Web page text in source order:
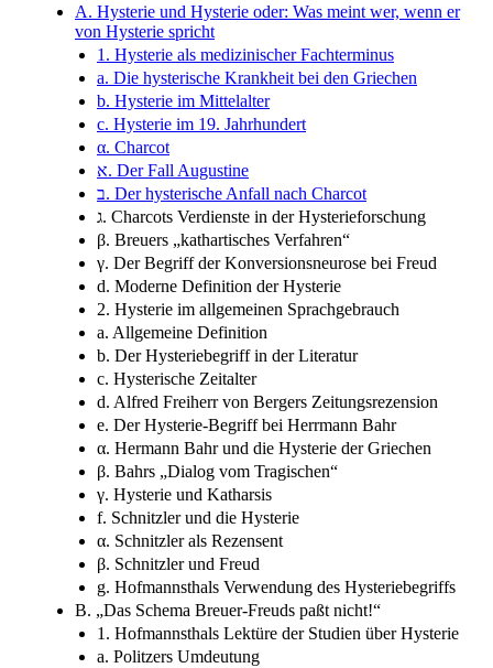
A. Hysterie und Hysterie oder: Was meint wer, wenn er
von Hysterie spricht
1. Hysterie als medizinischer Fachterminus
a. Die hysterische Krankheit bei den Griechen
b. Hysterie im Mittelalter
c. Hysterie im 19. Jahrhundert
α. Charcot
א. Der Fall Augustine
ב. Der hysterische Anfall nach Charcot
ג. Charcots Verdienste in der Hysterieforschung
β. Breuers „kathartisches Verfahren“
γ. Der Begriff der Konversionsneurose bei Freud
d. Moderne Definition der Hysterie
2. Hysterie im allgemeinen Sprachgebrauch
a. Allgemeine Definition
b. Der Hysteriebegriff in der Literatur
c. Hysterische Zeitalter
d. Alfred Freiherr von Bergers Zeitungsrezension
e. Der Hysterie-Begriff bei Herrmann Bahr
α. Hermann Bahr und die Hysterie der Griechen
β. Bahrs „Dialog vom Tragischen“
γ. Hysterie und Katharsis
f. Schnitzler und die Hysterie
α. Schnitzler als Rezensent
β. Schnitzler und Freud
g. Hofmannsthals Verwendung des Hysteriebegriffs
B. „Das Schema Breuer-Freuds paßt nicht!“
1. Hofmannsthals Lektüre der Studien über Hysterie
a. Politzers Umdeutung